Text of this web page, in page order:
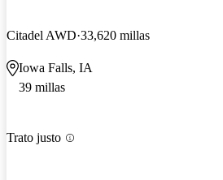
Citadel AWD 33,620 millas
Iowa Falls, IA
39 millas
Trato justo